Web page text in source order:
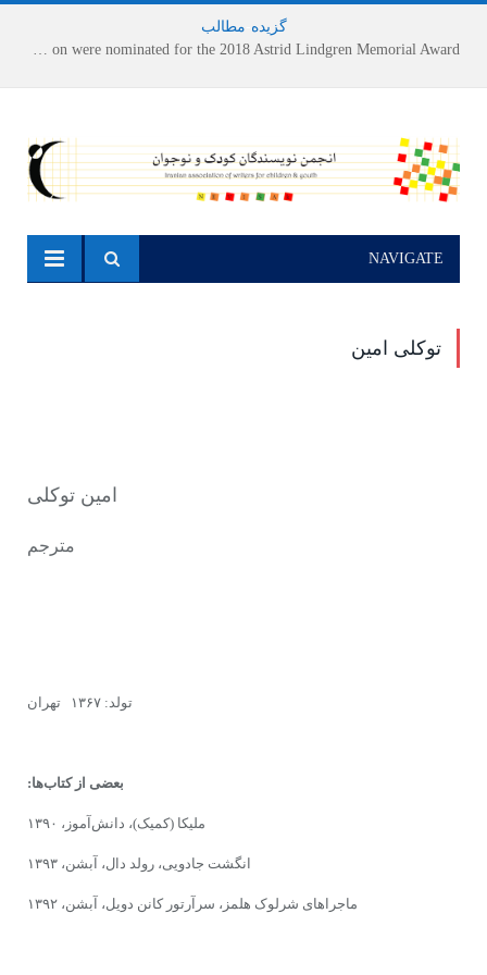
گزیده مطالب
NAVIGATE
توکلی امین
امین توکلی
مترجم
تولد: ۱۳۶۷ تهران
بعضی از کتاب‌ها:
ملیکا (کمیک)، دانش‌آموز، ۱۳۹۰
انگشت جادویی، رولد دال، آبشن، ۱۳۹۳
ماجراهای شرلوک هلمز، سرآرتور کانن دویل، آبشن، ۱۳۹۲